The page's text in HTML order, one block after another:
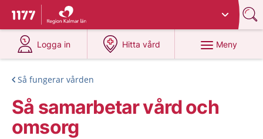
Till startsidan för 1177
Du har valt region
Logga in
på 1177.se
Hitta vård
på 1177.se
Meny
Så fungerar vården
Så samarbetar vård och
omsorg